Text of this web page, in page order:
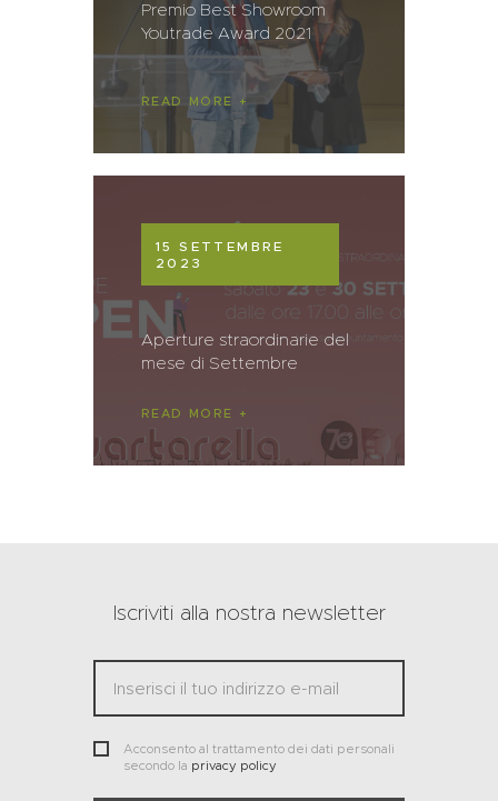
Premio Best Showroom
Youtrade Award 2021
READ MORE
15 SETTEMBRE
2023
Aperture straordinarie del
mese di Settembre
READ MORE
Iscriviti alla nostra newsletter
Acconsento al trattamento dei dati personali
secondo la privacy policy